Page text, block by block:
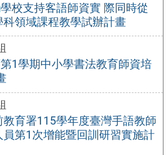
校支持客語師資實 際同時從
領域課程教學試辦計畫
1學期中小學書法教育師資培
育署115學年度臺灣手語教師
第1次增能暨回訓研習實施計